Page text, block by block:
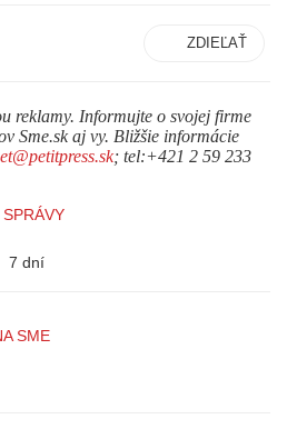
ZDIEĽAŤ
reklamy. Informujte o svojej firme
Sme.sk aj vy. Bližšie informácie
; tel:+421 2 59 233
7 dní
SME